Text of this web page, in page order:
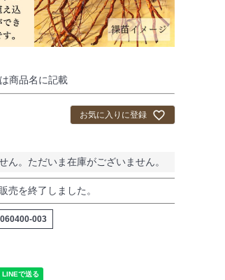
商品名に記載
お気に入りに登録
ん。ただいま在庫がございません。
売を終了しました。
003